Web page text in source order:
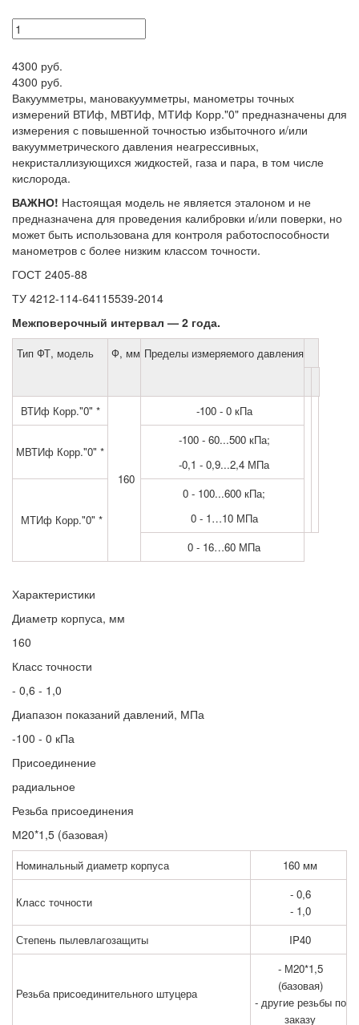
4300 руб.
4300 руб.
Вакуумметры, мановакуумметры, манометры точных
измерений ВТИф, МВТИф, МТИф Корр."0" предназначены для
измерения с повышенной точностью избыточного и/или
вакуумметрического давления неагрессивных,
некристаллизующихся жидкостей, газа и пара, в том числе
кислорода.
ВАЖНО! Настоящая модель не является эталоном и не
предназначена для проведения калибровки и/или поверки, но
может быть использована для контроля работоспособности
манометров с более низким классом точности.
ГОСТ 2405-88
ТУ 4212-114-64115539-2014
Межповерочный интервал — 2 года.
Тип ФТ, модель Ф, мм Пределы измеряемого давления
ВТИф Корр."0" *
160
-100 - 0 кПа
МВТИф Корр."0" *
-100 - 60...500 кПа;
-0,1 - 0,9...2,4 МПа
МТИф Корр."0" *
0 - 100...600 кПа;
0 - 1…10 МПа
0 - 16…60 МПа
Характеристики
Диаметр корпуса, мм
160
Класс точности
- 0,6 - 1,0
Диапазон показаний давлений, МПа
-100 - 0 кПа
Присоединение
радиальное
Резьба присоединения
М20*1,5 (базовая)
Номинальный диаметр корпуса 160 мм
Класс точности
- 0,6
- 1,0
Степень пылевлагозащиты
IP40
Резьба присоединительного штуцера
- М20*1,5
(базовая)
- другие резьбы по
заказу